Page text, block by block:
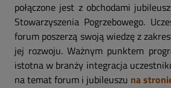
połączone jest z obchodami
Stowarzyszenia Pogrzebowego.
forum poszerzą swoją wiedzę z
jej rozwoju. Ważnym punktem
istotna w branży integracja
na temat forum i jubileuszu na